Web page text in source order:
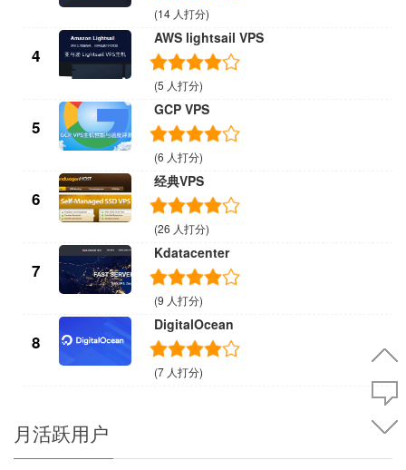
(14 人打分)
4
AWS lightsail VPS
(5 人打分)
5
GCP VPS
(6 人打分)
6
经典VPS
(26 人打分)
7
Kdatacenter
(9 人打分)
8
DigitalOcean
(7 人打分)
月活跃用户